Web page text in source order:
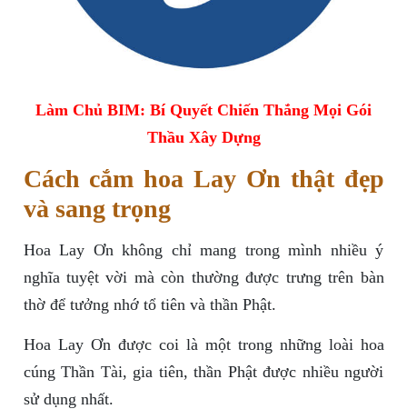
Làm Chủ BIM: Bí Quyết Chiến Thắng Mọi Gói
Thầu Xây Dựng
Cách cắm hoa Lay Ơn thật đẹp
và sang trọng
Hoa Lay Ơn không chỉ mang trong mình nhiều ý
nghĩa tuyệt vời mà còn thường được trưng trên bàn
thờ để tưởng nhớ tổ tiên và thần Phật.
Hoa Lay Ơn được coi là một trong những loài hoa
cúng Thần Tài, gia tiên, thần Phật được nhiều người
sử dụng nhất.